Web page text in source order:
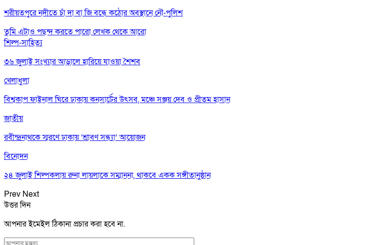
শরীয়তপুরে নদীতে চাঁ দা বা জি বন্ধে কঠোর অবস্থানে নৌ-পুলিশ
তুমি এটাও পছন্দ করতে পারোলেখক থেকে আরো
শিল্প-সাহিত্য
৩৬ জুলাই সংখ্যার আড়ালে হারিয়ে যাওয়া শৈশব
খেলাধুলা
বিশ্বকাপ ফাইনাল ঘিরে ঢাকায় কনসার্টের উৎসব, মঞ্চে সঞ্জয় দেব ও প্রীতম হাসান
জাতীয়
রবীন্দ্রনাথকে স্মরণে ঢাকায় ‘শ্রাবণ সন্ধ্যা’ আয়োজন
বিনোদন
২৪ জুলাই শিল্পকলায় রুনা লায়লাকে সম্মাননা, থাকবে একক সঙ্গীতানুষ্ঠান
Prev Next
উত্তর দিন
আপনার ইমেইল ঠিকানা প্রচার করা হবে না.